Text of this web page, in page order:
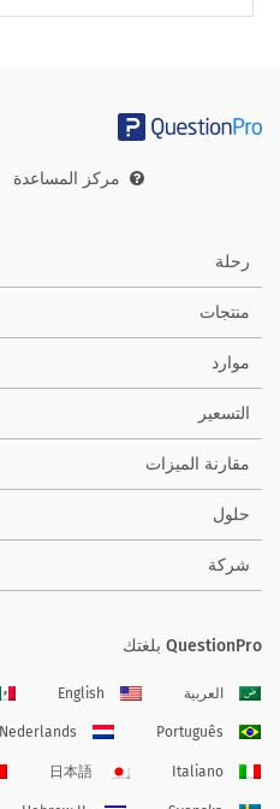
مركز المساعدة
رحلة
منتجات
موارد
التسعير
مقارنة الميزات
حلول
شركة
QuestionPro بلغتك
العربية English
Português
Nederlands
Italiano
日本語